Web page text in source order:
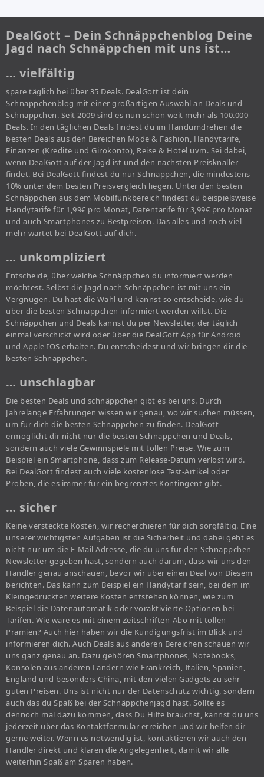
DealGott – Dein Schnäppchenblog Deine
Jagd nach Schnäppchen mit uns ist…
… vielfältig
spare täglich bei über 35 Deals. DealGott ist dein
Schnäppchenblog mit einer großartigen Auswahl an Deals und
Schnäppchen. Seit 2009 sind es nun schon weit mehr als 100.000
Deals. In den täglichen Deals findest du im Handumdrehen die
besten Deals aus den Bereichen Mode & Fashion, Handytarife,
Finanzen (Kredite und Girokonto), Reise & Hotel uvm. Sei dabei,
wenn DealGott auf der Jagd ist und den nächsten Preisknaller
findet. Bei DealGott findest du nur Schnäppchen, die mindestens
10% unter dem besten Preisvergleich liegen. Unter den besten
Schnäppchen aus dem Mobilfunkbereich findest du beispielsweise
Handytarife für 1,99€ pro Monat, Datentarife für 3,99€ pro Monat
und auch Smartphones zu Bestpreisen. Das alles und noch viel
mehr wartet bei DealGott auf dich.
… unkompliziert
Entscheide, über welche Schnäppchen du informiert werden
möchtest. Selbst die Jagd nach Schnäppchen ist mit uns ein
Vergnügen. Du hast die Wahl und kannst so entscheide, wie du
über die besten Schnäppchen informiert werden willst. Die
Schnäppchen und Deals kannst du per Newsletter, der täglich
einmal verschickt wird oder über die DealGott App für Android
und Apple IOS erhalten. Du entscheidest und wir bringen dir die
besten Schnäppchen.
… unschlagbar
Die besten Deals und schnäppchen gibt es bei uns. Durch
Jahrelange Erfahrungen wissen wir genau, wo wir suchen müssen,
um für dich die besten Schnäppchen zu finden. DealGott
ermöglicht dir nicht nur die besten Schnäppchen und Deals,
sondern auch viele Gewinnspiele mit tollen Preise. Wie zum
Beispiel ein Smartphone, dass zum Release-Datum verlost wird.
Bei DealGott findest auch viele kostenlose Test-Artikel oder
Proben, die es immer für ein begrenztes Kontingent gibt.
… sicher
Keine versteckte Kosten, wir recherchieren für dich sorgfältig. Eine
unserer wichtigsten Aufgaben ist die Sicherheit und dabei geht es
nicht nur um die E-Mail Adresse, die du uns für den Schnäppchen-
Newsletter gegeben hast, sondern auch darum, dass wir uns den
Händler genau anschauen, bevor wir über einen Deal von Diesem
berichten. Das kann zum Beispiel ein Handytarif sein, bei dem im
Kleingedruckten weitere Kosten entstehen können, wie zum
Beispiel die Datenautomatik oder voraktivierte Optionen bei
Tarifen. Wie wäre es mit einem Zeitschriften-Abo mit tollen
Prämien? Auch hier haben wir die Kündigungsfrist im Blick und
informieren dich. Auch Deals aus anderen Bereichen schauen wir
uns ganz genau an. Dazu gehören Smartphones, Notebooks,
Konsolen aus anderen Ländern wie Frankreich, Italien, Spanien,
England und besonders China, mit den vielen Gadgets zu sehr
guten Preisen. Uns ist nicht nur der Datenschutz wichtig, sondern
auch das du Spaß bei der Schnäppchenjagd hast. Sollte es
dennoch mal dazu kommen, dass Du Hilfe brauchst, kannst du uns
jederzeit über das Kontaktformular erreichen und wir helfen dir
gerne weiter. Wenn es notwendig ist, kontaktieren wir auch den
Händler direkt und klären die Angelegenheit, damit wir alle
weiterhin Spaß am Sparen haben.